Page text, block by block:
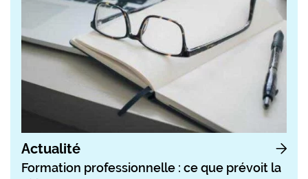
Actualité
Formation professionnelle : ce que prévoit la